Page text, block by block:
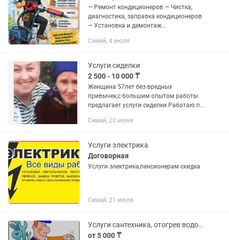
— Ремонт кондиционеров — Чистка,
диагностика, заправка кондиционеров
— Установка и демонтаж
кондиционера в два этапа — Заправка
компрессоров —...
Семей, 4 июля
Услуги сиделки
2 500 - 10 000 ₸
Женщина 57лет без вредных
привычек,с большим опытом работы
предлагает услуги сиделки.Работаю по
часа2500.Уход за лежачими
деменцией.Замена памперса,...
Семей, 20 июня
Услуги электрика
Договорная
Услуги электрика,пенсионерам скидка
Семей, 21 июля
Услуги сантехника, отогрев водопровода и канализации
от 5 000 ₸